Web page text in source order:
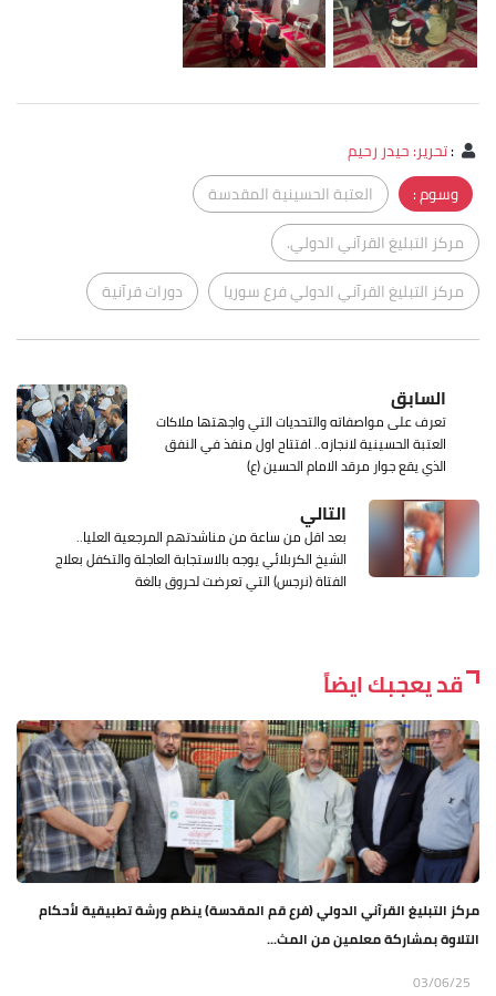
:تحرير: حيدر رحيم
وسوم :
العتبة الحسينية المقدسة
مركز التبليغ القرآني الدولي.
مركز التبليغ القرآني الدولي فرع سوريا
دورات قرآنية
السابق
تعرف على مواصفاته والتحديات التي واجهتها ملاكات
العتبة الحسينية لانجازه.. افتتاح اول منفذ في النفق
الذي يقع جوار مرقد الامام الحسين (ع)
التالي
بعد اقل من ساعة من مناشدتهم المرجعية العليا..
الشيخ الكربلائي يوجه بالاستجابة العاجلة والتكفل بعلاج
الفتاة (نرجس) التي تعرضت لحروق بالغة
قد يعجبك ايضاً
مركز التبليغ القرآني الدولي (فرع قم المقدسة) ينظم ورشة تطبيقية لأحكام
التلاوة بمشاركة معلمين من المث...
03/06/25